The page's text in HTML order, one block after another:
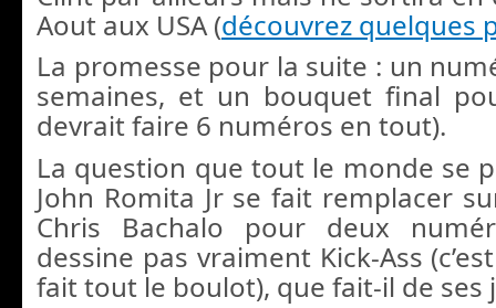
Aout aux USA (découvrez quelques
La promesse pour la suite : un
semaines, et un bouquet final
devrait faire 6 numéros en tout).
La question que tout le monde se
John Romita Jr se fait remplacer
Chris Bachalo pour deux
dessine pas vraiment Kick-Ass
fait tout le boulot), que fait-il de ses